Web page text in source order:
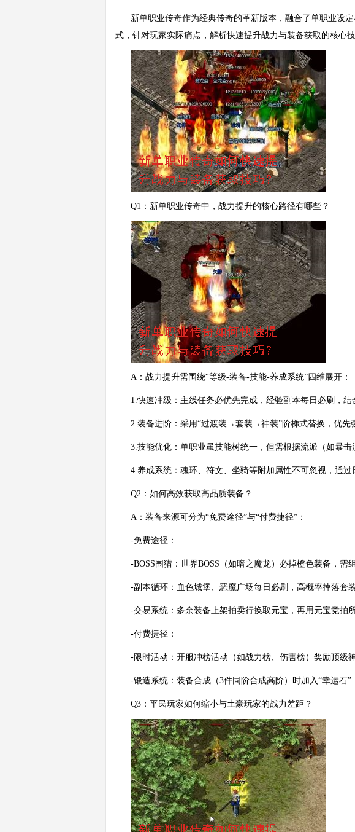
新单职业传奇作为经典传奇的革新版本，融合了单职业设
式，针对玩家实际痛点，解析快速提升战力与装备获取的核心技
Q1：新单职业传奇中，战力提升的核心路径有哪些？
A：战力提升需围绕“等级-装备-技能-养成系统”四维展开：
1.快速冲级：主线任务必优先完成，经验副本每日必刷，
2.装备进阶：采用“过渡装→套装→神装”阶梯式替换，优先
3.技能优化：单职业虽技能树统一，但需根据流派（如暴
4.养成系统：魂环、符文、坐骑等附加属性不可忽视，通过
Q2：如何高效获取高品质装备？
A：装备来源可分为“免费途径”与“付费捷径”：
-免费途径：
-BOSS围猎：世界BOSS（如暗之魔龙）必掉橙色装备，需
-副本循环：血色城堡、恶魔广场每日必刷，高概率掉落套
-交易系统：多余装备上架拍卖行换取元宝，再用元宝竞拍
-付费捷径：
-限时活动：开服冲榜活动（如战力榜、伤害榜）奖励顶级
-锻造系统：装备合成（3件同阶合成高阶）时加入“幸运石”
Q3：平民玩家如何缩小与土豪玩家的战力差距？